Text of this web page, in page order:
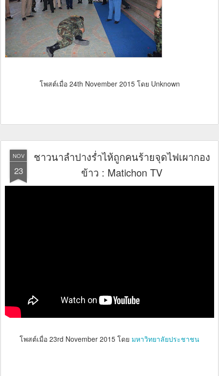
โพสต์เมื่อ 24th November 2015โดย Unknown
NOV
23
ชาวนาลำปางร่ำไห้ถูกคนร้ายจุดไฟเผากอง
ข้าว : Matichon TV
โพสต์เมื่อ 23rd November 2015 โดย มหาวิทยาลัยประชาชน